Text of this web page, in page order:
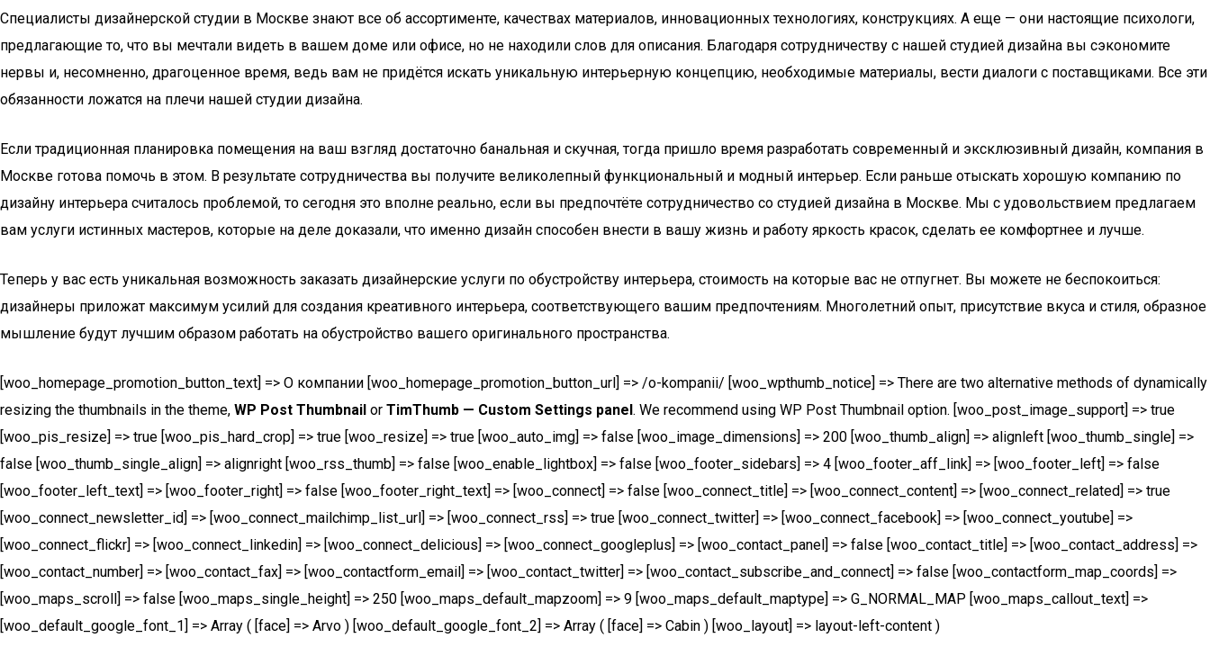
Специалисты дизайнерской студии в Москве знают все об ассортименте, качествах материалов, инновационных технологиях, конструкциях. А еще — они настоящие психологи,
предлагающие то, что вы мечтали видеть в вашем доме или офисе, но не находили слов для описания. Благодаря сотрудничеству с нашей студией дизайна вы сэкономите
нервы и, несомненно, драгоценное время, ведь вам не придётся искать уникальную интерьерную концепцию, необходимые материалы, вести диалоги с поставщиками. Все эти
обязанности ложатся на плечи нашей студии дизайна.
Если традиционная планировка помещения на ваш взгляд достаточно банальная и скучная, тогда пришло время разработать современный и эксклюзивный дизайн, компания в
Москве готова помочь в этом. В результате сотрудничества вы получите великолепный функциональный и модный интерьер. Если раньше отыскать хорошую компанию по
дизайну интерьера считалось проблемой, то сегодня это вполне реально, если вы предпочтёте сотрудничество со студией дизайна в Москве. Мы с удовольствием предлагаем
вам услуги истинных мастеров, которые на деле доказали, что именно дизайн способен внести в вашу жизнь и работу яркость красок, сделать ее комфортнее и лучше.
Теперь у вас есть уникальная возможность заказать дизайнерские услуги по обустройству интерьера, стоимость на которые вас не отпугнет. Вы можете не беспокоиться:
дизайнеры приложат максимум усилий для создания креативного интерьера, соответствующего вашим предпочтениям. Многолетний опыт, присутствие вкуса и стиля, образное
мышление будут лучшим образом работать на обустройство вашего оригинального пространства.
[woo_homepage_promotion_button_text] => О компании [woo_homepage_promotion_button_url] => /o-kompanii/ [woo_wpthumb_notice] => There are two alternative methods of dynamically
resizing the thumbnails in the theme, WP Post Thumbnail or TimThumb — Custom Settings panel. We recommend using WP Post Thumbnail option. [woo_post_image_support] => true
[woo_pis_resize] => true [woo_pis_hard_crop] => true [woo_resize] => true [woo_auto_img] => false [woo_image_dimensions] => 200 [woo_thumb_align] => alignleft [woo_thumb_single] =>
false [woo_thumb_single_align] => alignright [woo_rss_thumb] => false [woo_enable_lightbox] => false [woo_footer_sidebars] => 4 [woo_footer_aff_link] => [woo_footer_left] => false
[woo_footer_left_text] => [woo_footer_right] => false [woo_footer_right_text] => [woo_connect] => false [woo_connect_title] => [woo_connect_content] => [woo_connect_related] => true
[woo_connect_newsletter_id] => [woo_connect_mailchimp_list_url] => [woo_connect_rss] => true [woo_connect_twitter] => [woo_connect_facebook] => [woo_connect_youtube] =>
[woo_connect_flickr] => [woo_connect_linkedin] => [woo_connect_delicious] => [woo_connect_googleplus] => [woo_contact_panel] => false [woo_contact_title] => [woo_contact_address] =>
[woo_contact_number] => [woo_contact_fax] => [woo_contactform_email] => [woo_contact_twitter] => [woo_contact_subscribe_and_connect] => false [woo_contactform_map_coords] =>
[woo_maps_scroll] => false [woo_maps_single_height] => 250 [woo_maps_default_mapzoom] => 9 [woo_maps_default_maptype] => G_NORMAL_MAP [woo_maps_callout_text] =>
[woo_default_google_font_1] => Array ( [face] => Arvo ) [woo_default_google_font_2] => Array ( [face] => Cabin ) [woo_layout] => layout-left-content )